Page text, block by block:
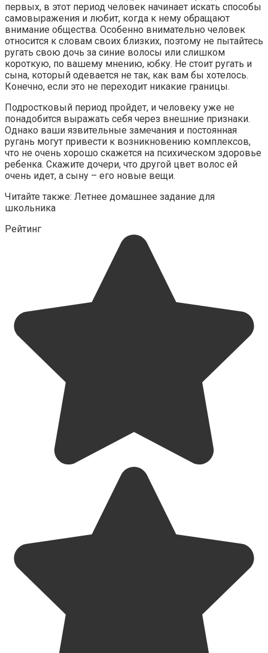
первых, в этот период человек начинает искать способы
самовыражения и любит, когда к нему обращают
внимание общества. Особенно внимательно человек
относится к словам своих близких, поэтому не пытайтесь
ругать свою дочь за синие волосы или слишком
короткую, по вашему мнению, юбку. Не стоит ругать и
сына, который одевается не так, как вам бы хотелось.
Конечно, если это не переходит никакие границы.
Подростковый период пройдет, и человеку уже не
понадобится выражать себя через внешние признаки.
Однако ваши язвительные замечания и постоянная
ругань могут привести к возникновению комплексов,
что не очень хорошо скажется на психическом здоровье
ребенка. Скажите дочери, что другой цвет волос ей
очень идет, а сыну – его новые вещи.
Читайте также: Летнее домашнее задание для
школьника
Рейтинг